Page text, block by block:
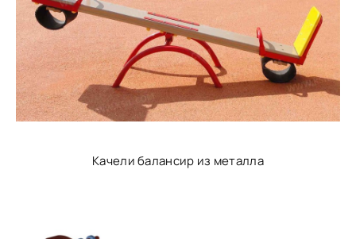
Качели балансир из металла